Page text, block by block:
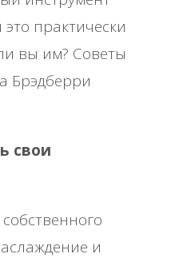
практически
вы им? Советы
Брэдберри
свои
и